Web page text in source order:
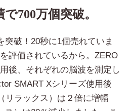
700万個突破。
突破！20秒に1個売れていま
評価されているから。ZERO
後、それぞれの脳波を測定し
SMART Xシリーズ使用後
リラックス）は２倍に増幅